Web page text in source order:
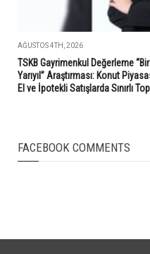
AĞUSTOS 4TH, 2026
TSKB Gayrimenkul Değerleme
Yarıyıl” Araştırması: Konut
El ve İpotekli Satışlarda Sınırlı
FACEBOOK COMMENTS